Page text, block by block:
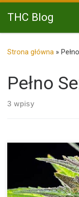
Przejdź do treści
THC Blog
Strona główna »
Pełno
3 wpisy